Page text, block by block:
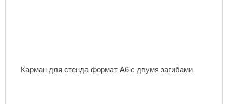
Карман для стенда формат А6 с двумя загибами